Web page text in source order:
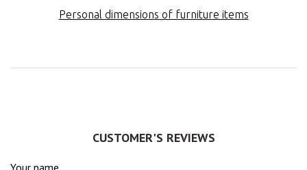
Personal dimensions of furniture items
СUSTOMER'S REVIEWS
Your name